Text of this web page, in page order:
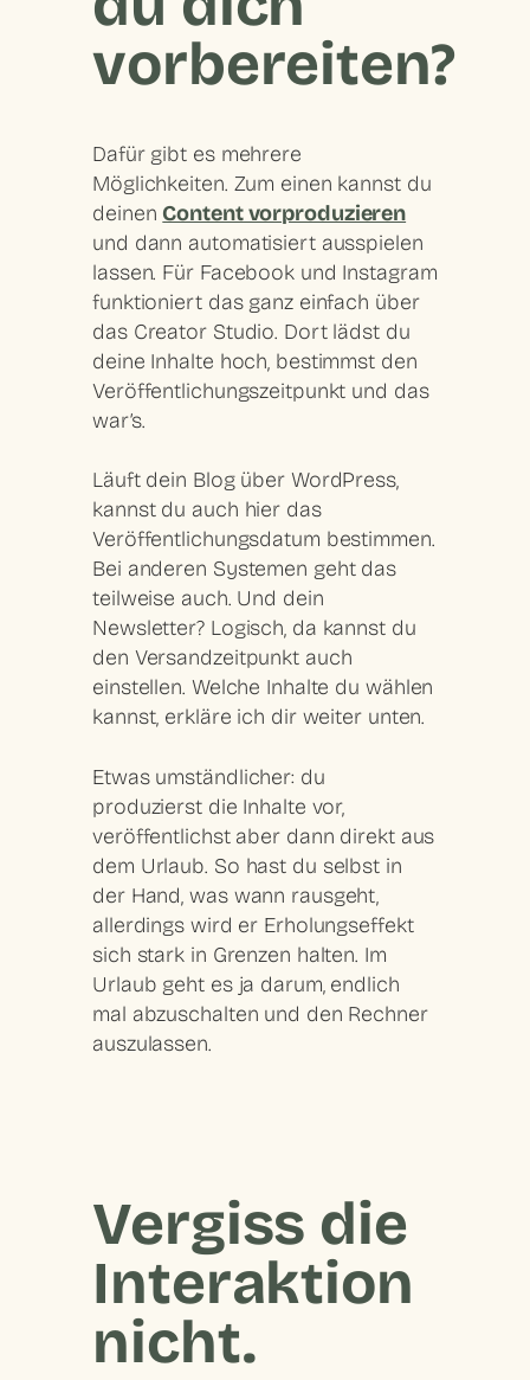
vorbereiten?
Dafür gibt es mehrere
Möglichkeiten. Zum einen kannst du
deinen Content vorproduzieren
und dann automatisiert ausspielen
lassen. Für Facebook und Instagram
funktioniert das ganz einfach über
das Creator Studio. Dort lädst du
deine Inhalte hoch, bestimmst den
Veröffentlichungszeitpunkt und das
war’s.
Läuft dein Blog über WordPress,
kannst du auch hier das
Veröffentlichungsdatum bestimmen.
Bei anderen Systemen geht das
teilweise auch. Und dein
Newsletter? Logisch, da kannst du
den Versandzeitpunkt auch
einstellen. Welche Inhalte du wählen
kannst, erkläre ich dir weiter unten.
Etwas umständlicher: du
produzierst die Inhalte vor,
veröffentlichst aber dann direkt aus
dem Urlaub. So hast du selbst in
der Hand, was wann rausgeht,
allerdings wird er Erholungseffekt
sich stark in Grenzen halten. Im
Urlaub geht es ja darum, endlich
mal abzuschalten und den Rechner
auszulassen.
Vergiss die
Interaktion
nicht.